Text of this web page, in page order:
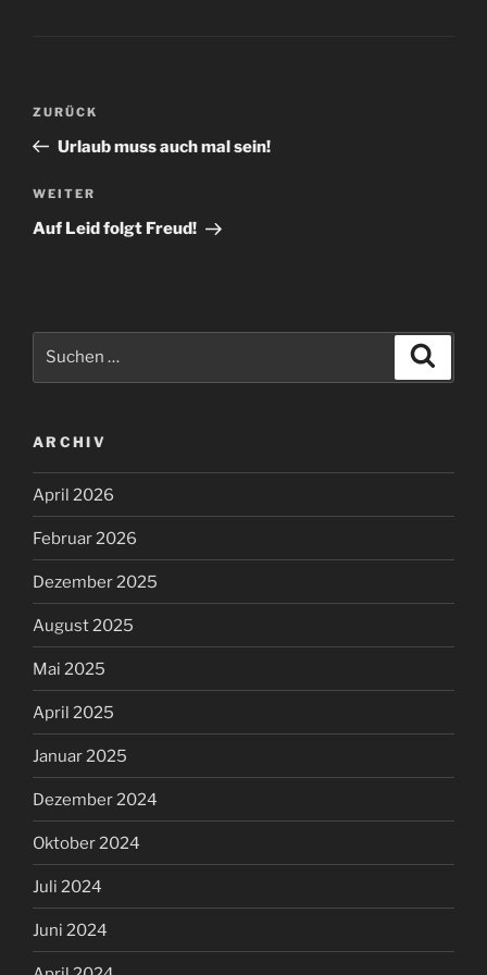
Beitragsnavigation
Vorheriger
Beitrag
ZURÜCK
Urlaub muss auch mal sein!
Nächster
Beitrag
WEITER
Auf Leid folgt Freud!
ARCHIV
April 2026
Februar 2026
Dezember 2025
August 2025
Mai 2025
April 2025
Januar 2025
Dezember 2024
Oktober 2024
Juli 2024
Juni 2024